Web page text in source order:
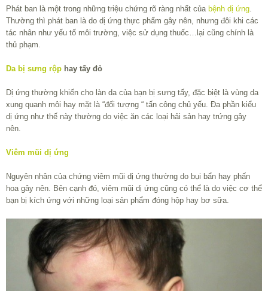
Phát ban là một trong những triệu chứng rõ ràng nhất của bệnh dị ứng.
Thường thì phát ban là do dị ứng thực phẩm gây nên, nhưng đôi khi các
tác nhân như yếu tố môi trường, việc sử dụng thuốc…lại cũng chính là
thủ phạm.
Da bị sưng rộp hay tấy đỏ
Dị ứng thường khiến cho làn da của bạn bị sưng tấy, đặc biệt là vùng da
xung quanh môi hay mặt là “đối tượng “ tấn công chủ yếu. Đa phần kiểu
dị ứng như thế này thường do việc ăn các loại hải sản hay trứng gây
nên.
Viêm mũi dị ứng
Nguyên nhân của chứng viêm mũi dị ứng thường do bụi bẩn hay phấn
hoa gây nên. Bên cạnh đó, viêm mũi dị ứng cũng có thể là do việc cơ thể
bạn bị kích ứng với những loại sản phẩm đóng hộp hay bơ sữa.